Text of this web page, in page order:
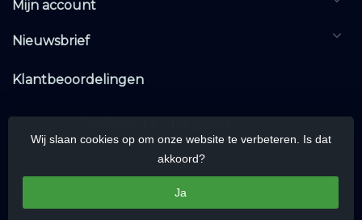
Mijn account
Nieuwsbrief
Klantbeoordelingen
Wij slaan cookies op om onze website te verbeteren. Is dat
akkoord?
Ja